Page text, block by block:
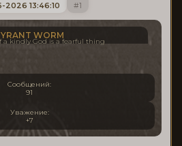
1
2026 13:46:10
WORM
a kindly God is a fearful thing
Сообщений:
91
Уважение:
+7